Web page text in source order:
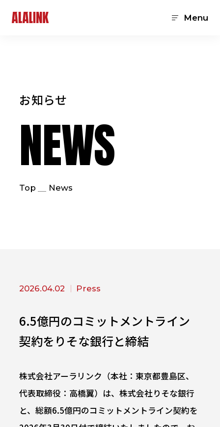
Menu
お知らせ
NEWS
Top News
2026.04.02 Press
6.5億円のコミットメントライン
契約をりそな銀行と締結
株式会社アーラリンク（本社：東京都豊島区、
代表取締役：高橋翼）は、株式会社りそな銀行
と、総額6.5億円のコミットメントライン契約を